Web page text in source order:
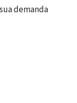
demanda